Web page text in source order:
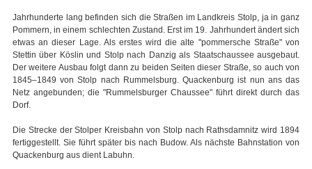
Jahrhunderte lang befinden sich die Straßen im Landkreis Stolp, ja in ganz
Pommern, in einem schlechten Zustand. Erst im 19. Jahrhundert ändert sich
etwas an dieser Lage. Als erstes wird die alte "pommersche Straße" von
Stettin über Köslin und Stolp nach Danzig als Staatschaussee ausgebaut.
Der weitere Ausbau folgt dann zu beiden Seiten dieser Straße, so auch von
1845–1849 von Stolp nach Rummelsburg. Quackenburg ist nun ans das
Netz angebunden; die "Rummelsburger Chaussee" führt direkt durch das
Dorf.
Die Strecke der Stolper Kreisbahn von Stolp nach Rathsdamnitz wird 1894
fertiggestellt. Sie führt später bis nach Budow. Als nächste Bahnstation von
Quackenburg aus dient Labuhn.